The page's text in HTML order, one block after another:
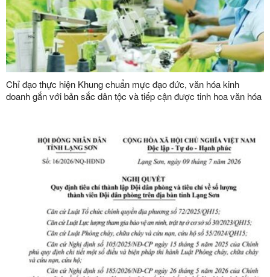
Chỉ đạo thực hiện Khung chuẩn mực đạo đức, văn hóa kinh
doanh gắn với bản sắc dân tộc và tiếp cận được tinh hoa văn hóa